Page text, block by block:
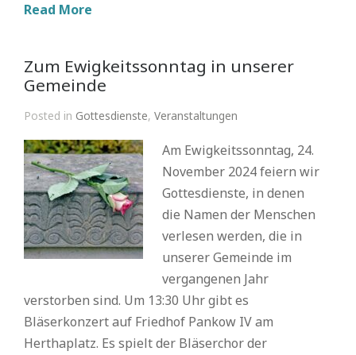
Read More
Zum Ewigkeitssonntag in unserer
Gemeinde
Posted in Gottesdienste,Veranstaltungen
Am Ewigkeitssonntag, 24.
November 2024 feiern wir
Gottesdienste, in denen
die Namen der Menschen
verlesen werden, die in
unserer Gemeinde im
vergangenen Jahr
verstorben sind. Um 13:30 Uhr gibt es
Bläserkonzert auf Friedhof Pankow IV am
Herthaplatz. Es spielt der Bläserchor der